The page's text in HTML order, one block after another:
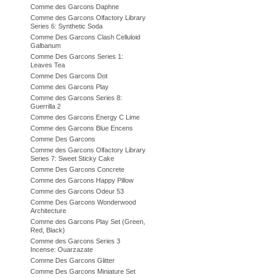
Comme des Garcons Daphne
Comme des Garcons Olfactory Library
Series 6: Synthetic Soda
Comme Des Garcons Clash Celluloid
Galbanum
Comme Des Garcons Series 1:
Leaves Tea
Comme Des Garcons Dot
Comme des Garcons Play
Comme des Garcons Series 8:
Guerrilla 2
Comme des Garcons Energy C Lime
Comme des Garcons Blue Encens
Comme Des Garcons
Comme des Garcons Olfactory Library
Series 7: Sweet Sticky Cake
Comme Des Garcons Concrete
Comme des Garcons Happy Pillow
Comme des Garcons Odeur 53
Comme Des Garcons Wonderwood
Architecture
Comme des Garcons Play Set (Green,
Red, Black)
Comme des Garcons Series 3
Incense: Ouarzazate
Comme Des Garcons Glitter
Comme Des Garcons Miniature Set